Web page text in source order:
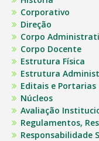
Corporativo
Direção
Corpo
Corpo Docente
Estrutura Física
Estrutura
Editais e Portarias
Núcleos
Avaliação
Regulamentos,
Responsabilidade